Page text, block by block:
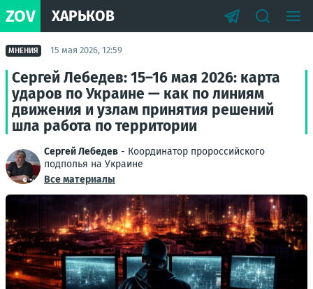
ZOV ХАРЬКОВ
МНЕНИЯ 15 мая 2026, 12:59
Сергей Лебедев: 15–16 мая 2026: карта
ударов по Украине — как по линиям
движения и узлам принятия решений
шла работа по территории
Сергей Лебедев - Координатор пророссийского
подполья на Украине
Все материалы